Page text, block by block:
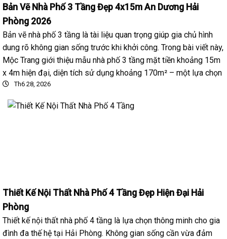
Bản Vẽ Nhà Phố 3 Tầng Đẹp 4x15m An Dương Hải
Phòng 2026
Bản vẽ nhà phố 3 tầng là tài liệu quan trọng giúp gia chủ hình
dung rõ không gian sống trước khi khởi công. Trong bài viết này,
Mộc Trang giới thiệu mẫu nhà phố 3 tầng mặt tiền khoảng 15m
x 4m hiện đại, diện tích sử dụng khoảng 170m² – một lựa chọn
Th6 28, 2026
Thiết Kế Nội Thất Nhà Phố 4 Tầng Đẹp Hiện Đại Hải
Phòng
Thiết kế nội thất nhà phố 4 tầng là lựa chọn thông minh cho gia
đình đa thế hệ tại Hải Phòng. Không gian sống cần vừa đảm